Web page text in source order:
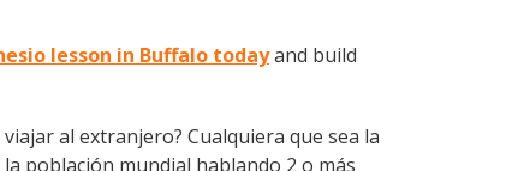
lesson in Buffalo todayand build
al extranjero? Cualquiera que sea la
población mundial hablando 2 o más